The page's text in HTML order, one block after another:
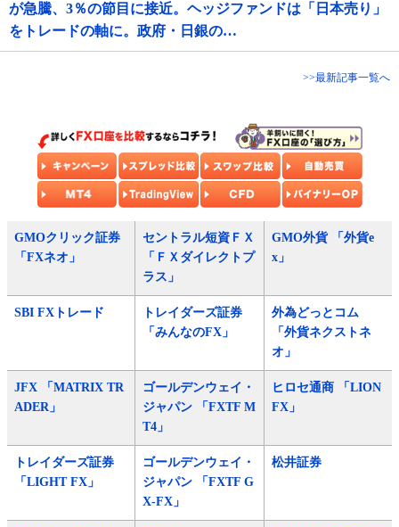
が急騰、3％の節目に接近。ヘッジファンドは「日本売り」
をトレードの軸に。政府・日銀の…
>>最新記事一覧へ
GMOクリック証券
「FXネオ」
セントラル短資ＦＸ
「ＦＸダイレクトプ
ラス」
GMO外貨 「外貨e
x」
SBI FXトレード
トレイダーズ証券
「みんなのFX」
外為どっとコム
「外貨ネクストネ
オ」
JFX 「MATRIX TR
ADER」
ゴールデンウェイ・
ジャパン 「FXTF M
T4」
ヒロセ通商 「LION
FX」
トレイダーズ証券
「LIGHT FX」
ゴールデンウェイ・
ジャパン 「FXTF G
X-FX」
松井証券